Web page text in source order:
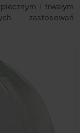
i trwałym
zastosowań